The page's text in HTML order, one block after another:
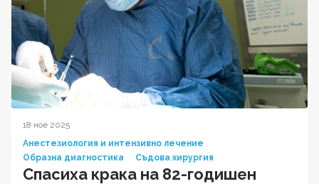
18 ное 2025
Анестезиология и интензивно лечение
Образна диагностика
Съдова хирургия
Спасиха крака на 82-годишен